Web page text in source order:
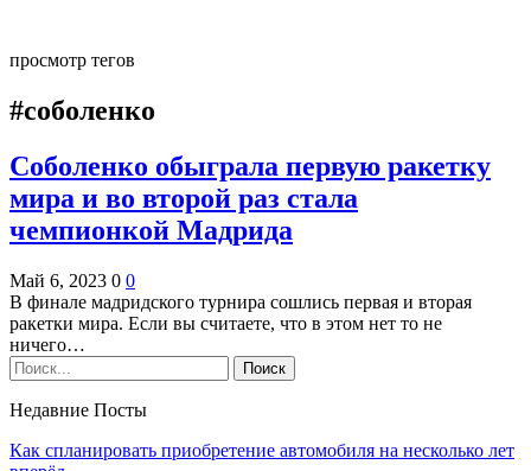
просмотр тегов
#соболенко
Соболенко обыграла первую ракетку
мира и во второй раз стала
чемпионкой Мадрида
Май 6, 2023 0 0
В финале мадридского турнира сошлись первая и вторая
ракетки мира. Если вы считаете, что в этом нет то не
ничего…
Недавние Посты
Как спланировать приобретение автомобиля на несколько лет